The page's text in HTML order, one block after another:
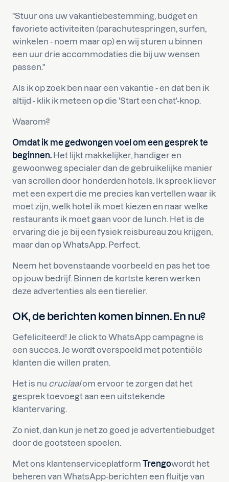
"Stuur ons uw vakantiebestemming, budget en
favoriete activiteiten (parachutespringen, surfen,
winkelen - noem maar op) en wij sturen u binnen
een uur drie accommodaties die bij uw wensen
passen."
Als ik op zoek ben naar een vakantie - en dat ben ik
altijd - klik ik meteen op die 'Start een chat'-knop.
Waarom?
Omdat ik me gedwongen voel om een gesprek te
beginnen. Het lijkt makkelijker, handiger en
gewoonweg specialer dan de gebruikelijke manier
van scrollen door honderden hotels. Ik spreek liever
met een expert die me precies kan vertellen waar ik
moet zijn, welk hotel ik moet kiezen en naar welke
restaurants ik moet gaan voor de lunch. Het is de
ervaring die je bij een fysiek reisbureau zou krijgen,
maar dan op WhatsApp. Perfect.
Neem het bovenstaande voorbeeld en pas het toe
op jouw bedrijf. Binnen de kortste keren werken
deze advertenties als een tierelier.
OK, de berichten komen binnen. En nu?
Gefeliciteerd! Je click to WhatsApp campagne is
een succes. Je wordt overspoeld met potentiële
klanten die willen praten.
Het is nu cruciaalom ervoor te zorgen dat het
gesprek toevoegt aan een uitstekende
klantervaring.
Zo niet, dan kun je net zo goed je advertentiebudget
door de gootsteen spoelen.
Met ons klantenserviceplatform Trengowordt het
beheren van WhatsApp-berichten een fluitje van